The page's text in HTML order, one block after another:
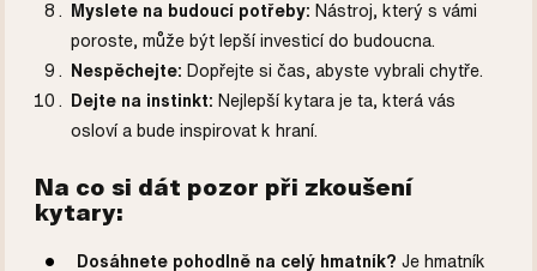
Myslete na budoucí potřeby: Nástroj, který s vámi
poroste, může být lepší investicí do budoucna.
Nespěchejte: Dopřejte si čas, abyste vybrali chytře.
Dejte na instinkt: Nejlepší kytara je ta, která vás
osloví a bude inspirovat k hraní.
Na co si dát pozor při zkoušení
kytary:
Dosáhnete pohodlně na celý hmatník? Je hmatník